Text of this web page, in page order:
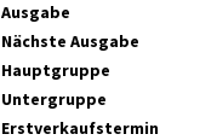
Ausgabe
Nächste Ausgabe
Hauptgruppe
Untergruppe
Erstverkaufstermin